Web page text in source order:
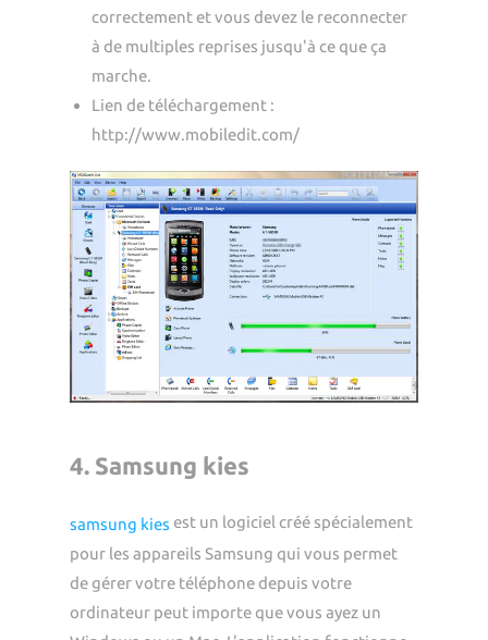
correctement et vous devez le reconnecter
à de multiples reprises jusqu'à ce que ça
marche.
Lien de téléchargement :
http://www.mobiledit.com/
4. Samsung kies
samsung kies est un logiciel créé spécialement
pour les appareils Samsung qui vous permet
de gérer votre téléphone depuis votre
ordinateur peut importe que vous ayez un